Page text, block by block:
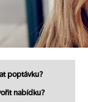
poptávku?
nabídku?